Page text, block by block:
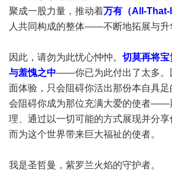
聚成一股力量，推动着万有（All-That-
人共同构成的整体——不断地拓展与升
因此，请勿为此忧心忡忡。 切莫再将
与羞愧之中——你已为此付出了太多。
面体验，只会阻碍你活出那份本自具足
会阻碍你成为那位充满大爱的使者——
理、通过以一切可能的方式展现并分
而为这个世界带来巨大福祉的使者。
我是圣哲曼，紫罗兰火焰的守护者。